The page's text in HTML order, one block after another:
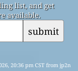
list, and get
available.
submit
20:36 pm CST from jp2n